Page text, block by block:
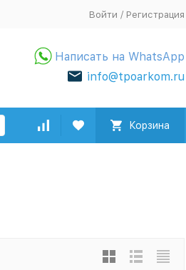
Войти / Регистрация
Написать на WhatsApp
info@tpoarkom.ru
Корзина